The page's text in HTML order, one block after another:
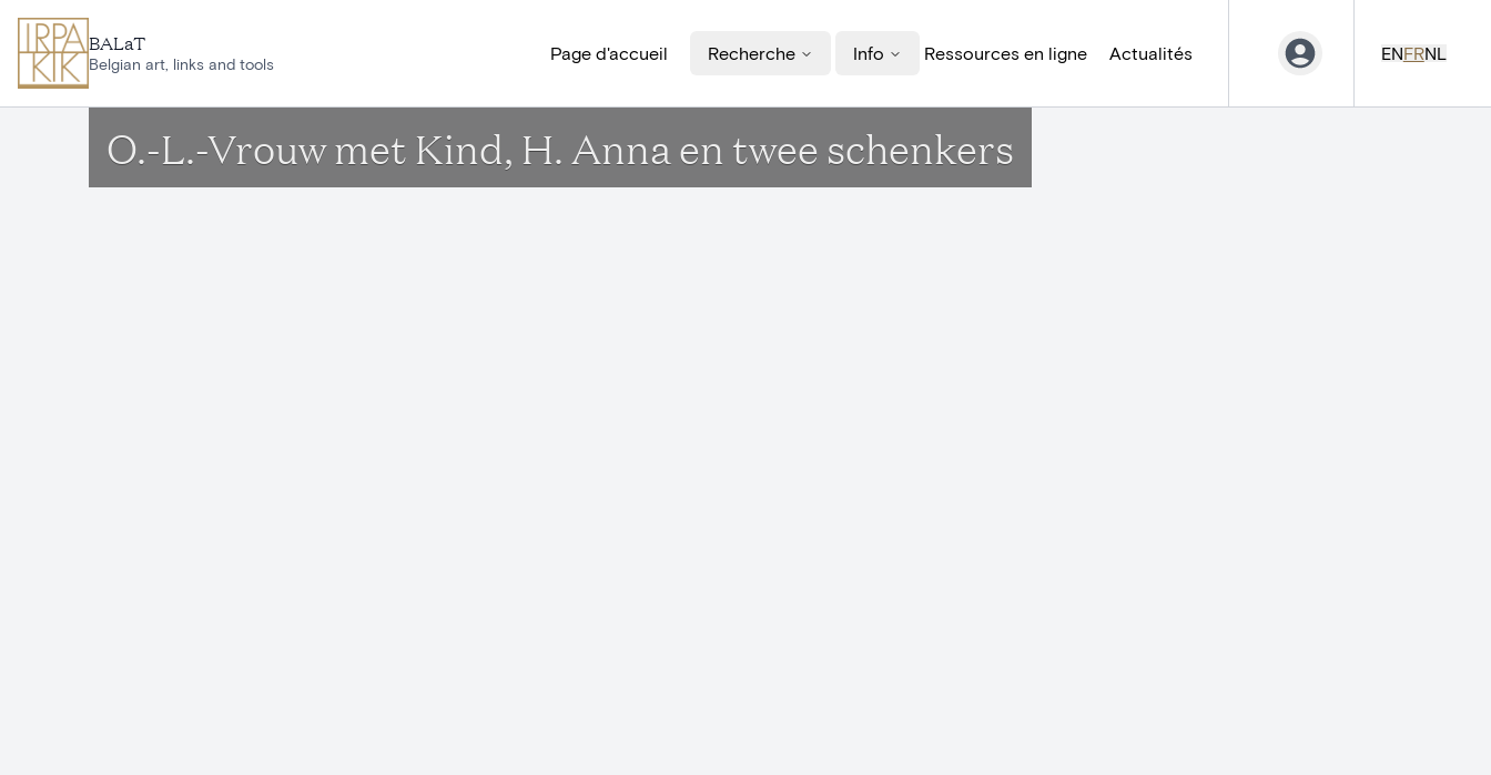
BALaT
Belgian art, links and tools
Page d'accueil Recherche Info Ressources en ligne Actualités ENFRNL
O.-L.-Vrouw met Kind, H. Anna en twee schenkers